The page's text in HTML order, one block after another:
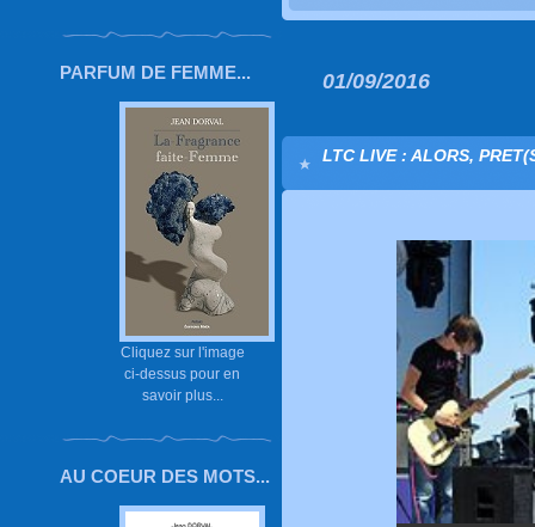
PARFUM DE FEMME...
Cliquez sur l'image
ci-dessus pour en
savoir plus...
AU COEUR DES MOTS...
01/09/2016
LTC LIVE : ALORS,